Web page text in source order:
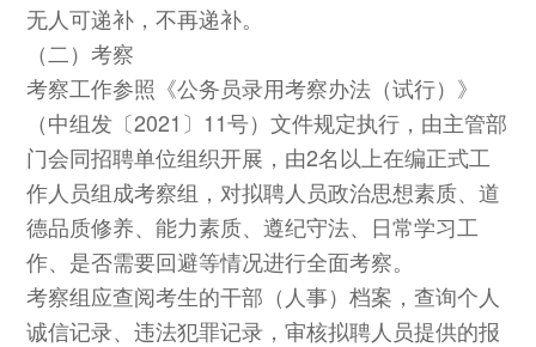
无人可递补，不再递补。
（二）考察
考察工作参照《公务员录用考察办法（试行）》
（中组发〔2021〕11号）文件规定执行，由主管部
门会同招聘单位组织开展，由2名以上在编正式工
作人员组成考察组，对拟聘人员政治思想素质、道
德品质修养、能力素质、遵纪守法、日常学习工
作、是否需要回避等情况进行全面考察。
考察组应查阅考生的干部（人事）档案，查询个人
诚信记录、违法犯罪记录，审核拟聘人员提供的报